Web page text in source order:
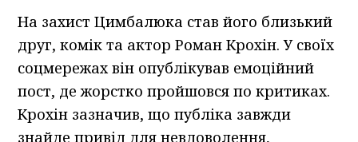
На захист Цимбалюка став його близький
друг, комік та актор Роман Крохін. У своїх
соцмережах він опублікував емоційний
пост, де жорстко пройшовся по критиках.
Крохін зазначив, що публіка завжди
знайде привід для невдоволення,